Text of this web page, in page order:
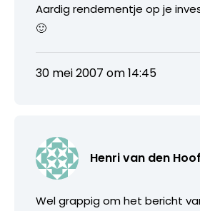
Aardig rendementje op je
🙂
30 mei 2007 om 14:45
Henri van den Hoof
Wel grappig om het bericht